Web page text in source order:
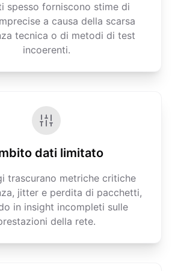
spesso forniscono stime di
a causa della scarsa
tecnica o di metodi di test
incoerenti.
dati limitato
trascurano metriche critiche
jitter e perdita di pacchetti,
in insight incompleti sulle
della rete.